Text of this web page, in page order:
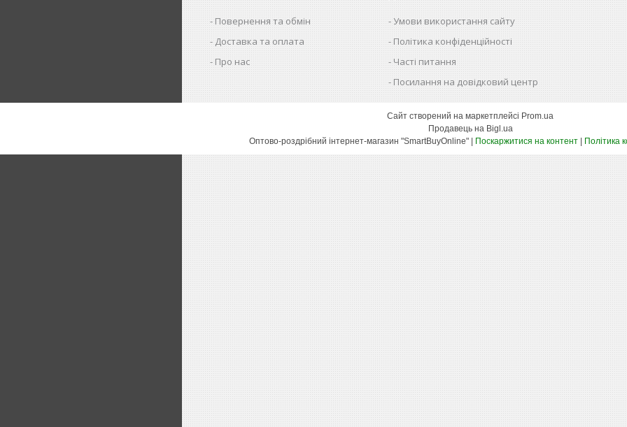
Повернення та обмін
Доставка та оплата
Про нас
Умови використання сайту
Політика конфіденційності
Часті питання
Посилання на довідковий центр
Сайт створений на маркетплейсі Prom.ua
Продавець на Bigl.ua
Поскаржитися на контент Політика